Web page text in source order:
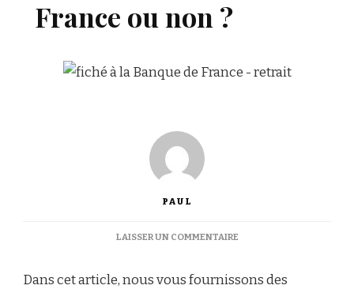
France ou non ?
PAUL
LAISSER UN COMMENTAIRESUR
LA
Dans cet article, nous vous fournissons des